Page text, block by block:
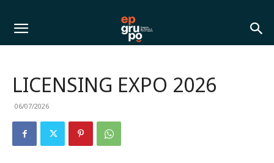
LICENSING EXPO 2026
06/07/2026